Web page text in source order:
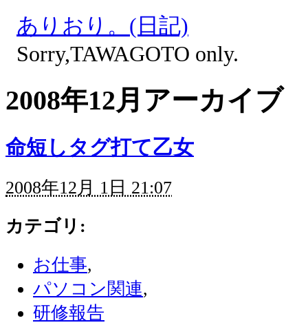
ありおり。(日記)
Sorry,TAWAGOTO only.
2008年12月アーカイブ
命短しタグ打て乙女
2008年12月 1日 21:07
カテゴリ :
お仕事,
パソコン関連,
研修報告